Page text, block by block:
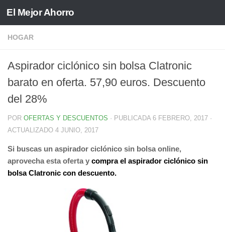
Saltar al contenido
El Mejor Ahorro
HOGAR
Aspirador ciclónico sin bolsa Clatronic
barato en oferta. 57,90 euros. Descuento
del 28%
POR OFERTAS Y DESCUENTOS · PUBLICADA 6 FEBRERO, 2017 ·
ACTUALIZADO 4 JUNIO, 2017
Si buscas un aspirador ciclónico sin bolsa online,
aprovecha esta oferta y compra el aspirador ciclónico sin
bolsa Clatronic con descuento.